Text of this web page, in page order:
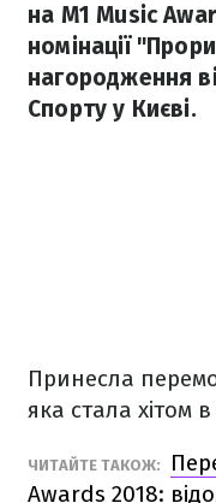
на M1 Music
номінації
нагородження
Спорту у Києві.
Принесла
яка стала хітом в
ЧИТАЙТЕ ТАКОЖ:
Awards 2018: